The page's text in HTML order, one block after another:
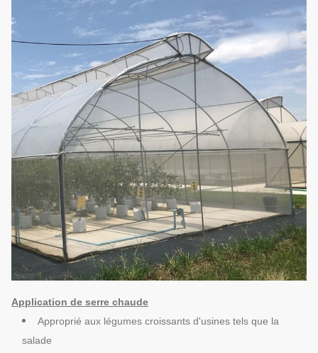
Application de serre chaude
Approprié aux légumes croissants d'usines tels que la
salade